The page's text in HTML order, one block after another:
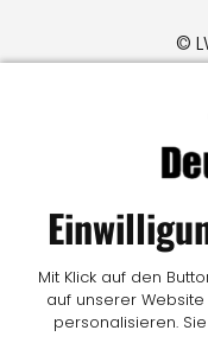
©
Mit Klick auf den
auf unserer
personalisieren.